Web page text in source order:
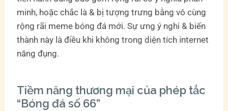
minh, hoặc chắc là & bị tượng trưng bằng vô cùng
rộng rãi meme bóng đá mới. Sự ưng ý nghi & biến
thành này là điều khi không trong diện tích internet
năng đụng.
Tiềm năng thương mại của phép tắc
“Bóng đá số 66”